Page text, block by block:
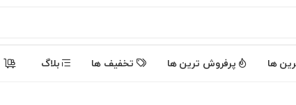
ها پرفروش ترین ها تخفیف ها بلاگ